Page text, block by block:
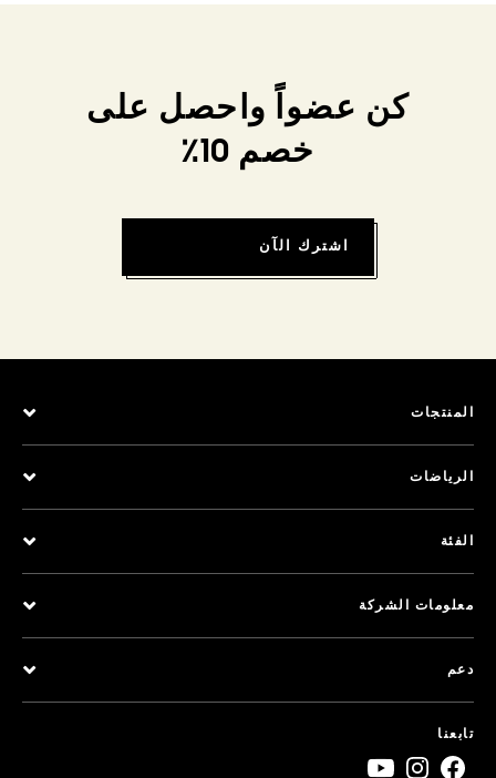
كن عضواً واحصل على
خصم 10٪
اشترك الآن
المنتجات
الرياضات
الفئة
معلومات الشركة
دعم
تابعنا